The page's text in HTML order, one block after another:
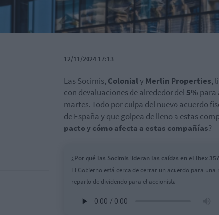
12/11/2024 17:13
Las Socimis, ColonialyMerlin Properties,
con devaluaciones de alrededor del5% para
martes. Todo por culpa del nuevo acuerdo
de España y que golpea de lleno a estas
pacto y cómo afecta a estas compañías?
¿Por qué las Socimis lideran las caídas en el Ibex 35?
El Gobierno está cerca de cerrar un acuerdo para
reparto de dividendo para el accionista